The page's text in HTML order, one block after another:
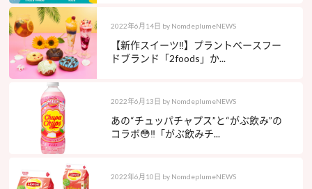
2022年6月14日 by NomdeplumeNEWS
【新作スイーツ‼︎】プラントベースフー
ドブランド「2foods」か...
2022年6月13日 by NomdeplumeNEWS
あの“チュッパチャプス”と“がぶ飲み”の
コラボ😳‼️「がぶ飲みチ...
2022年6月10日 by NomdeplumeNEWS